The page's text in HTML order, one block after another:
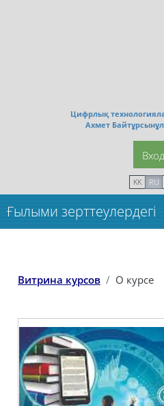
Цифрлық
Ахмет
Вход
KK RU
Ғылыми зерттеулердегі
Витрина курсов О курсе